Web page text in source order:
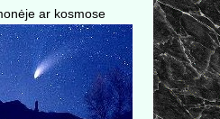
ar kosmose